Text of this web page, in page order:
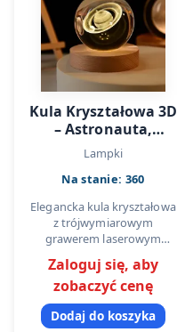
Kula Kryształowa 3D
– Astronauta,
Planety i Układ
Słoneczny z
Podświetleniem LED
Lampki
Na stanie: 360
Elegancka kula kryształowa
z trójwymiarowym
grawerem laserowym
astronautę i planety Układu
Słonecznego oraz inne
wzory. Idealna jako
lampka…
Zaloguj się, aby
zobaczyć cenę
Dodaj do koszyka